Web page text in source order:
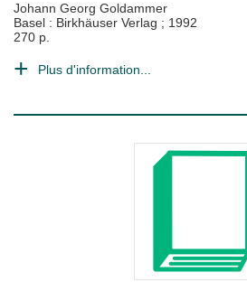
Johann Georg Goldammer
Basel : Birkhäuser Verlag ; 1992
270 p.
Plus d'information...